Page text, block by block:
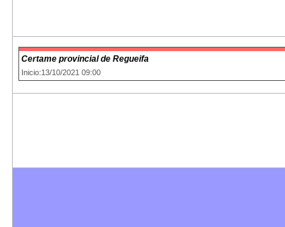
Certame provincial de Regueifa
Inicio:13/10/2021 09:00